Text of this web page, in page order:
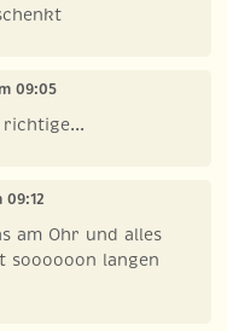
09:05
richtige...
09:12
am Ohr und alles
soooooon langen